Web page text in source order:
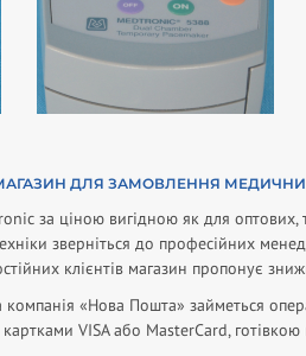
ДЛЯ ЗАМОВЛЕННЯ
за ціною вигідною як для оптових,
зверніться до професійних
клієнтів магазин пропонує
компанія «Нова Пошта» займеться
VISA або MasterCard,